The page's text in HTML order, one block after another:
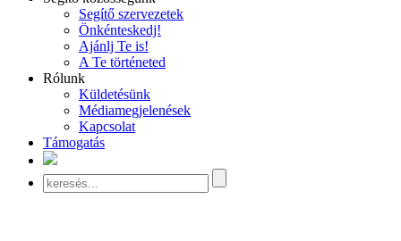
Segítő szervezetek
Önkénteskedj!
Ajánlj Te is!
A Te történeted
Rólunk
Küldetésünk
Médiamegjelenések
Kapcsolat
Támogatás